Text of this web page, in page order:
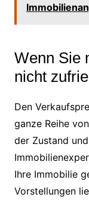
Wenn Sie
nicht
Den
ganze Reihe
der Zustand
Ihre Immobilie
Vorstellungen